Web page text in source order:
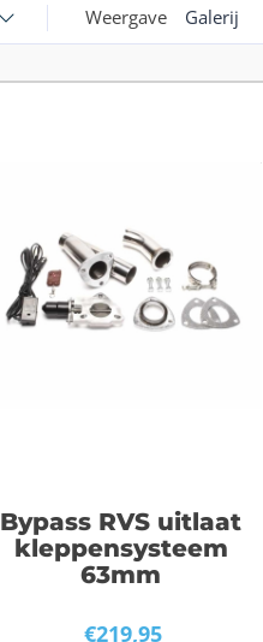
Weergave Galerij
Bypass RVS uitlaat
kleppensysteem
63mm
€219,95